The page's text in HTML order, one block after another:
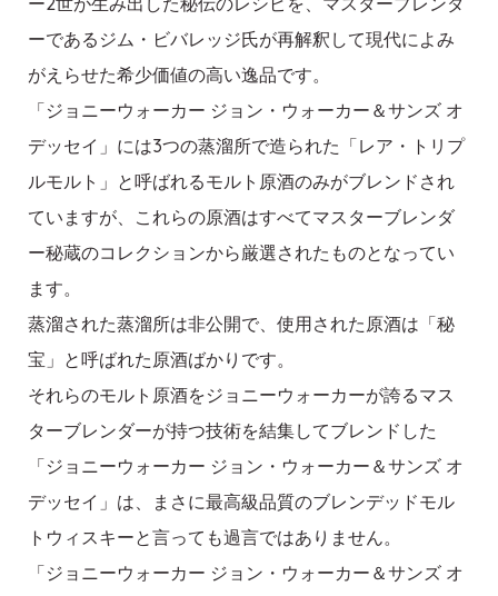
ーであるジム・ビバレッジ氏が再解釈して現代によみ
がえらせた希少価値の高い逸品です。
「ジョニーウォーカー ジョン・ウォーカー＆サンズ オ
デッセイ」には3つの蒸溜所で造られた「レア・トリプ
ルモルト」と呼ばれるモルト原酒のみがブレンドされ
ていますが、これらの原酒はすべてマスターブレンダ
ー秘蔵のコレクションから厳選されたものとなってい
ます。
蒸溜された蒸溜所は非公開で、使用された原酒は「秘
宝」と呼ばれた原酒ばかりです。
それらのモルト原酒をジョニーウォーカーが誇るマス
ターブレンダーが持つ技術を結集してブレンドした
「ジョニーウォーカー ジョン・ウォーカー＆サンズ オ
デッセイ」は、まさに最高級品質のブレンデッドモル
トウィスキーと言っても過言ではありません。
「ジョニーウォーカー ジョン・ウォーカー＆サンズ オ